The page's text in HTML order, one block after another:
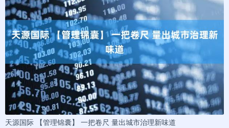
天源国际 【管理锦囊】 一把卷尺 量出城市治理新味道